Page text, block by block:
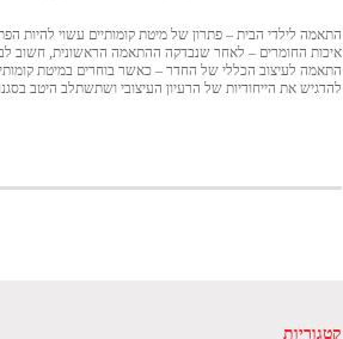
התאמה לילדי הבית – פתרון של מיטת קומותיים עשוי להיות
איכות החומרים – לאחר שנבדקה ההתאמה הראשונית, חשוב
התאמה לעיצוב הכללי של החדר – כאשר בוחרים במיטת
להדגיש את הייחודיות של הרעיון העיצובי ושתשתלב היטב
קטגוריות